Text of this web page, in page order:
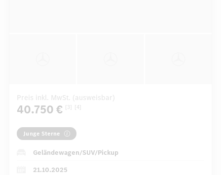
Preis inkl. MwSt. (ausweisbar)
40.750 € [3] [4]
Junge Sterne
Geländewagen/SUV/Pickup
21.10.2025